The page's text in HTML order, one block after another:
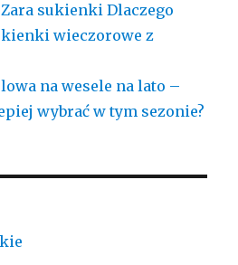
sukienki Dlaczego
wieczorowe z
na wesele na lato –
wybrać w tym sezonie?